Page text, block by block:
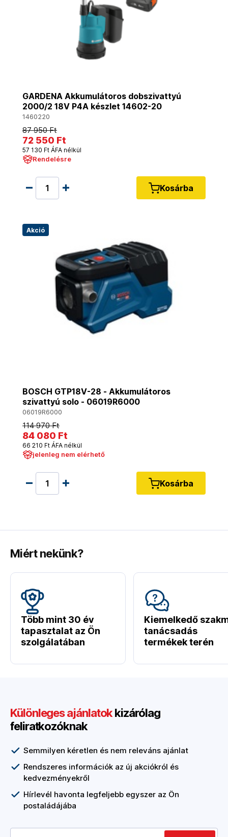
GARDENA Akkumulátoros dobszivattyú
2000/2 18V P4A készlet 14602-20
1460220
87 950 Ft
72 550 Ft
57 130 Ft ÁFA nélkül
Rendelésre
Kosárba
Akció
BOSCH GTP18V-28 - Akkumulátoros
szivattyú solo - 06019R6000
06019R6000
114 970 Ft
84 080 Ft
66 210 Ft ÁFA nélkül
jelenleg nem elérhető
Kosárba
Miért nekünk?
Több mint 30 év
tapasztalat az Ön
szolgálatában
Kiemelkedő
tanácsadás
termékek terén
Különleges ajánlatokkizárólag
feliratkozóknak
Semmilyen kéretlen és nem releváns ajánlat
Rendszeres információk az új akciókról és
kedvezményekről
Hírlevél havonta legfeljebb egyszer az Ön
postaládájába